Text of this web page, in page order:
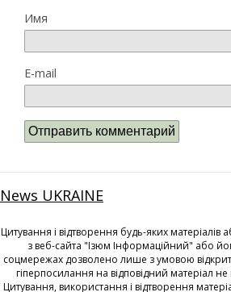
Имя
E-mail
News UKRAINE
Цитування і відтворення будь-яких матеріалів
з веб-сайта "Ізюм Інформаційний" або
соцмережах дозволено лише з умовою
гіперпосилання на відповідний матеріал
Цитування, використання і відтворення